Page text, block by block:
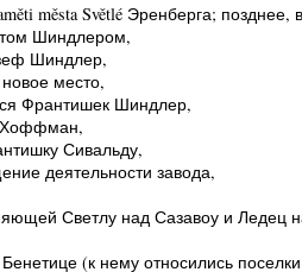
města Světlé Эренберга;
Шиндлером,
Шиндлер,
место,
Франтишек Шиндлер,
Хоффман,
Сивальду,
деятельности завода,
Светлу над Сазавоу и Ледец
(к нему относились